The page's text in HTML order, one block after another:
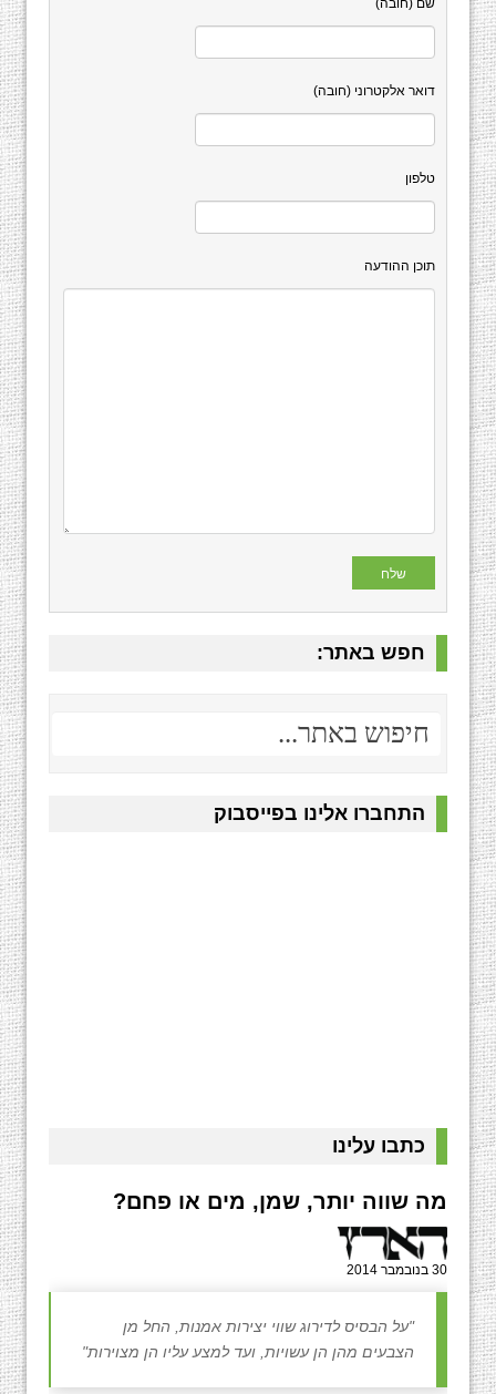
שם (חובה)
דואר אלקטרוני (חובה)
טלפון
תוכן ההודעה
חפש באתר:
התחברו אלינו בפייסבוק
כתבו עלינו
מה שווה יותר, שמן, מים או פחם?
30 בנובמבר 2014
"על הבסיס לדירוג שווי יצירות אמנות, החל מן
הצבעים מהן הן עשויות, ועד למצע עליו הן מצוירות"